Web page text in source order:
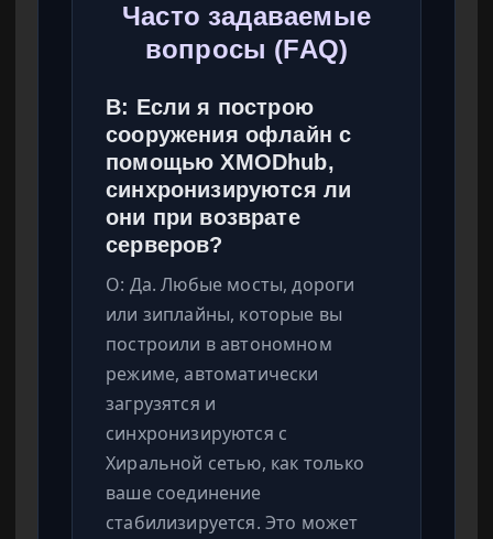
Часто задаваемые
вопросы (FAQ)
В: Если я построю
сооружения офлайн с
помощью XMODhub,
синхронизируются ли
они при возврате
серверов?
О: Да. Любые мосты, дороги
или зиплайны, которые вы
построили в автономном
режиме, автоматически
загрузятся и
синхронизируются с
Хиральной сетью, как только
ваше соединение
стабилизируется. Это может